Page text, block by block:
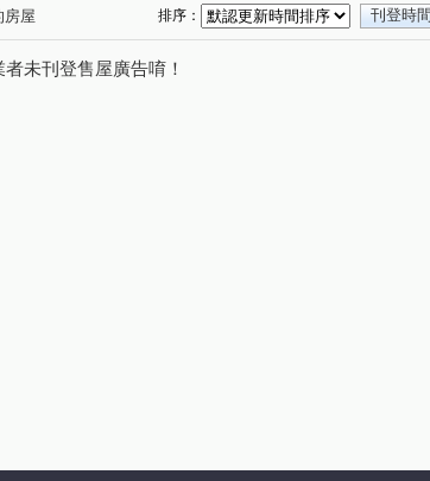
育樂街(1) 嵩翠路(1) 華美西街一段(1)
房屋 刊登時間
排序：
未刊登售屋廣告唷！